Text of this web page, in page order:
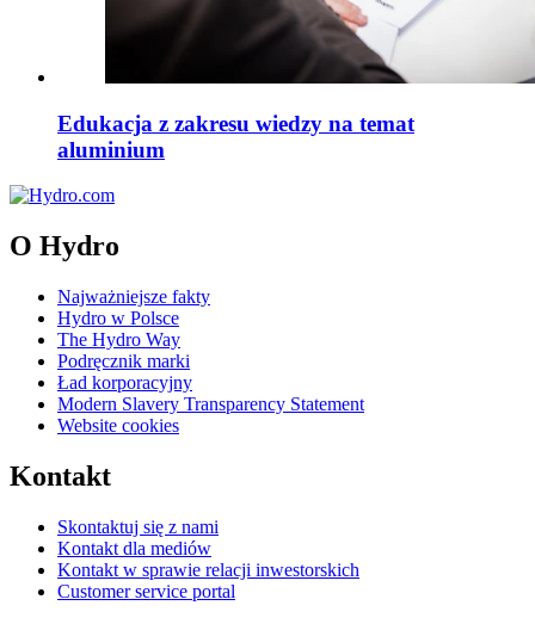
Edukacja z zakresu wiedzy na temat
aluminium
O Hydro
Najważniejsze fakty
Hydro w Polsce
The Hydro Way
Podręcznik marki
Ład korporacyjny
Modern Slavery Transparency Statement
Website cookies
Kontakt
Skontaktuj się z nami
Kontakt dla mediów
Kontakt w sprawie relacji inwestorskich
Customer service portal